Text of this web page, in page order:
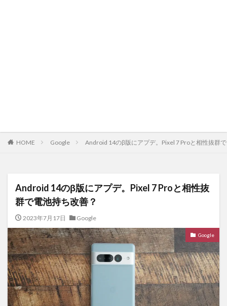
HOME Google Android 14のβ版にアプデ。Pixel 7 Proと相性抜群
Android 14のβ版にアプデ。Pixel 7 Proと相性抜
群で電池持ち改善？
2023年7月17日 Google
Google